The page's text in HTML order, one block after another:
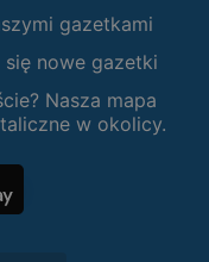
gazetkami
nowe gazetki
Nasza mapa
w okolicy.